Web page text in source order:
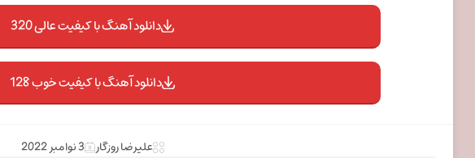
دانلود آهنگ با کیفیت عالی 320
دانلود آهنگ با کیفیت خوب 128
علیرضا روزگار 3 نوامبر 2022